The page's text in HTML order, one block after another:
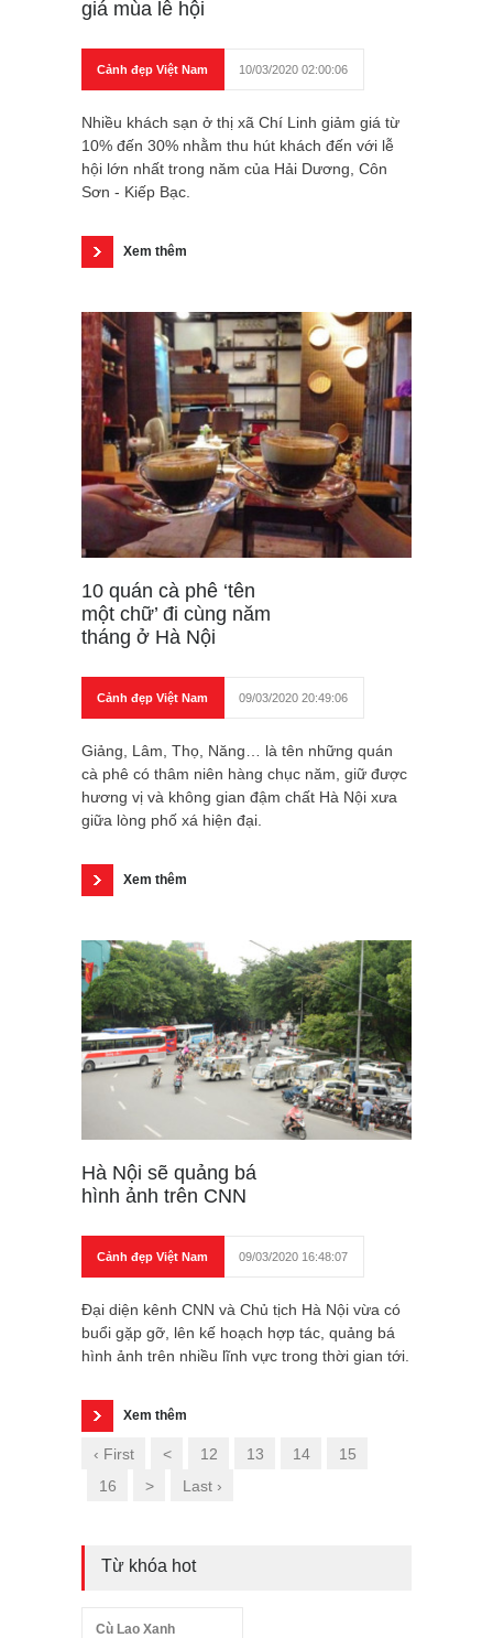
giá mùa lễ hội
Cảnh đẹp Việt Nam 10/03/2020 02:00:06
Nhiều khách sạn ở thị xã Chí Linh giảm giá từ
10% đến 30% nhằm thu hút khách đến với lễ
hội lớn nhất trong năm của Hải Dương, Côn
Sơn - Kiếp Bạc.
Xem thêm
10 quán cà phê ‘tên
một chữ’ đi cùng năm
tháng ở Hà Nội
Cảnh đẹp Việt Nam 09/03/2020 20:49:06
Giảng, Lâm, Thọ, Năng… là tên những quán
cà phê có thâm niên hàng chục năm, giữ được
hương vị và không gian đậm chất Hà Nội xưa
giữa lòng phố xá hiện đại.
Xem thêm
Hà Nội sẽ quảng bá
hình ảnh trên CNN
Cảnh đẹp Việt Nam 09/03/2020 16:48:07
Đại diện kênh CNN và Chủ tịch Hà Nội vừa có
buổi gặp gỡ, lên kế hoạch hợp tác, quảng bá
hình ảnh trên nhiều lĩnh vực trong thời gian tới.
Xem thêm
‹ First < 12 13 14
15
16
> Last ›
Từ khóa hot
Cù Lao Xanh